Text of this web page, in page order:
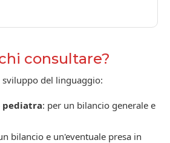
consultare?
del linguaggio:
pediatra: per un bilancio generale e
bilancio e un'eventuale presa in